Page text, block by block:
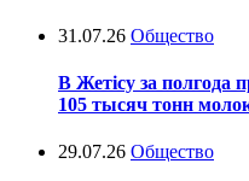
31.07.26 Общество
В Жетісу за полгода
105 тысяч тонн
29.07.26 Общество